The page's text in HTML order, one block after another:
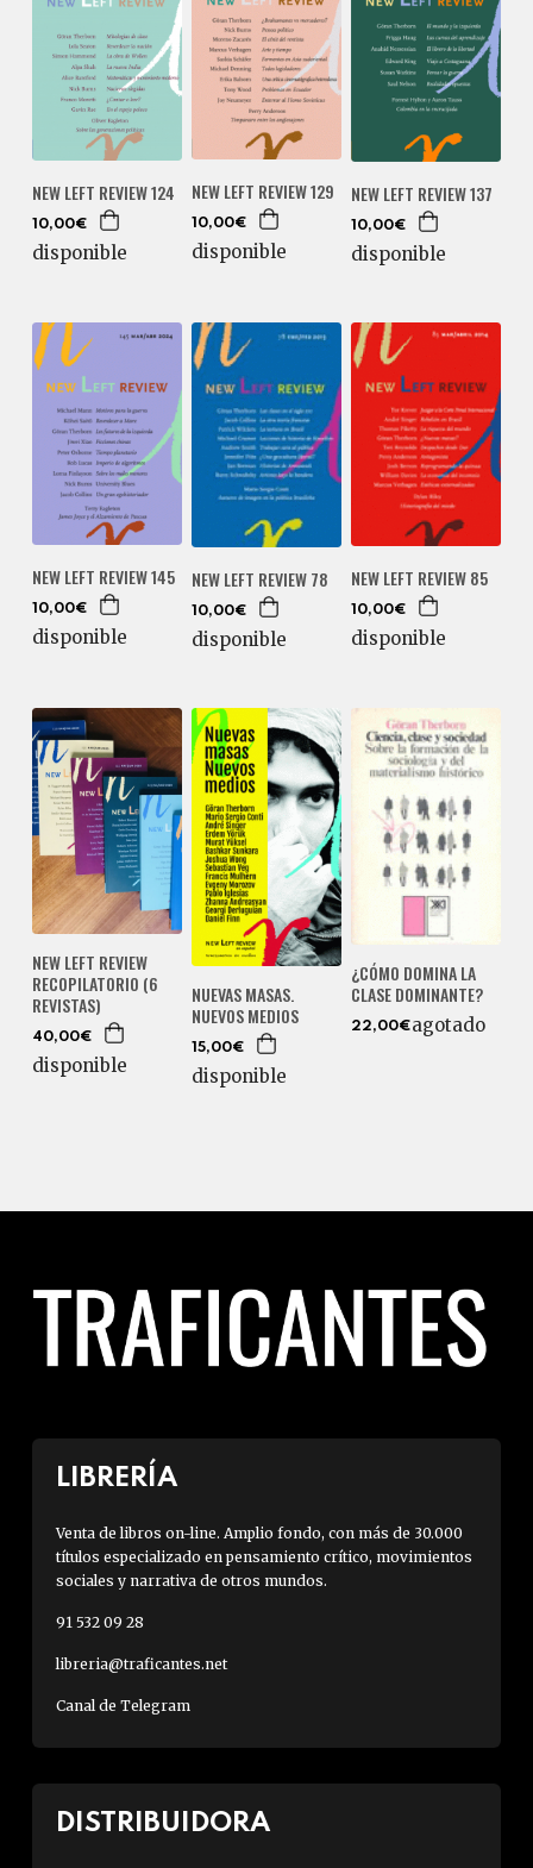
NEW LEFT REVIEW 124
10,00€
disponible
NEW LEFT REVIEW 129
10,00€
disponible
NEW LEFT REVIEW 137
10,00€
disponible
NEW LEFT REVIEW 145
10,00€
disponible
NEW LEFT REVIEW 78
10,00€
disponible
NEW LEFT REVIEW 85
10,00€
disponible
NEW LEFT REVIEW
RECOPILATORIO (6
REVISTAS)
40,00€
disponible
NUEVAS MASAS.
NUEVOS MEDIOS
15,00€
disponible
¿CÓMO DOMINA LA
CLASE DOMINANTE?
22,00€agotado
LIBRERÍA
Venta de libros on-line. Amplio fondo, con más de 30.000
títulos especializado en pensamiento crítico, movimientos
sociales y narrativa de otros mundos.
91 532 09 28
libreria@traficantes.net
Canal de Telegram
DISTRIBUIDORA